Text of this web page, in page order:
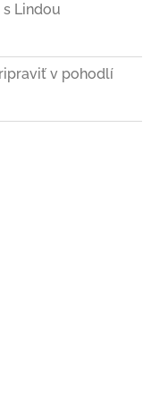
Lindou
v pohodlí